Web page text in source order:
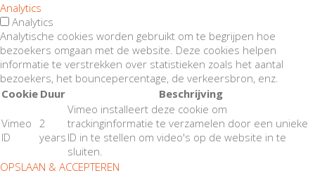
Analytics
Analytics
Analytische cookies worden gebruikt om te begrijpen hoe
bezoekers omgaan met de website. Deze cookies helpen
informatie te verstrekken over statistieken zoals het aantal
bezoekers, het bouncepercentage, de verkeersbron, enz.
Cookie Duur Beschrijving
Vimeo
ID
2
years
Vimeo installeert deze cookie om
trackinginformatie te verzamelen door een unieke
ID in te stellen om video's op de website in te
sluiten.
OPSLAAN & ACCEPTEREN